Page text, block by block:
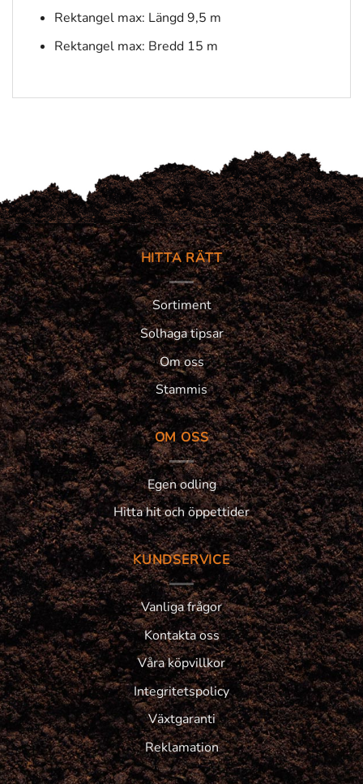
Rektangel max: Längd 9,5 m
Rektangel max: Bredd 15 m
HITTA RÄTT
Sortiment
Solhaga tipsar
Om oss
Stammis
OM OSS
Egen odling
Hitta hit och öppettider
KUNDSERVICE
Vanliga frågor
Kontakta oss
Våra köpvillkor
Integritetspolicy
Växtgaranti
Reklamation